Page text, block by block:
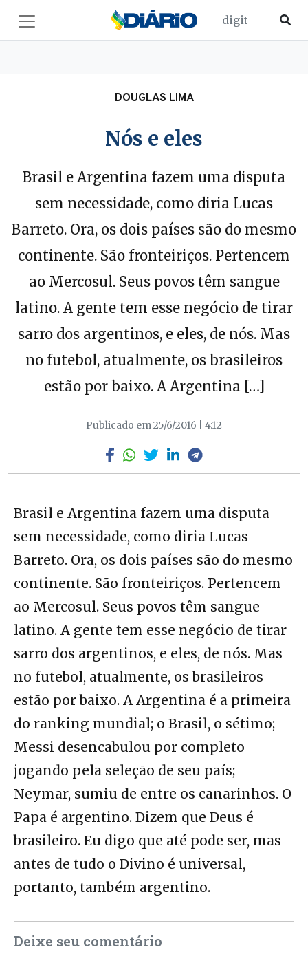
DOUGLAS LIMA
Nós e eles
Brasil e Argentina fazem uma disputa
sem necessidade, como diria Lucas
Barreto. Ora, os dois países são do mesmo
continente. São fronteiriços. Pertencem
ao Mercosul. Seus povos têm sangue
latino. A gente tem esse negócio de tirar
sarro dos argentinos, e eles, de nós. Mas
no futebol, atualmente, os brasileiros
estão por baixo. A Argentina […]
Publicado em 25/6/2016 | 4:12
Brasil e Argentina fazem uma disputa
sem necessidade, como diria Lucas
Barreto. Ora, os dois países são do mesmo
continente. São fronteiriços. Pertencem
ao Mercosul. Seus povos têm sangue
latino. A gente tem esse negócio de tirar
sarro dos argentinos, e eles, de nós. Mas
no futebol, atualmente, os brasileiros
estão por baixo. A Argentina é a primeira
do ranking mundial; o Brasil, o sétimo;
Messi desencabulou por completo
jogando pela seleção de seu país;
Neymar, sumiu de entre os canarinhos. O
Papa é argentino. Dizem que Deus é
brasileiro. Eu digo que até pode ser, mas
antes de tudo o Divino é universal,
portanto, também argentino.
Deixe seu comentário